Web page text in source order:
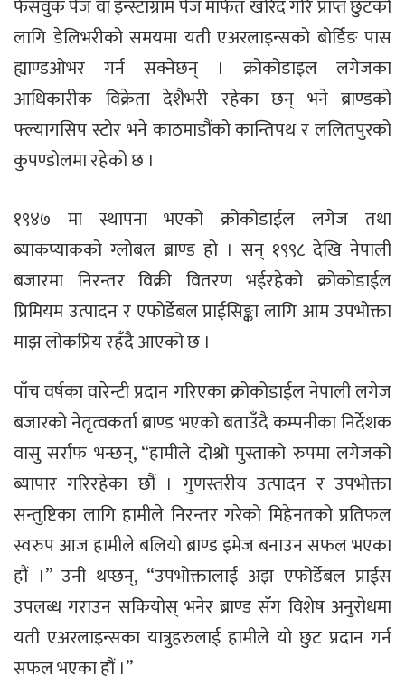
फेसवुक पेज वा इन्स्टाग्राम पेज मार्फत खरिद गरि प्राप्त छुटको
लागि डेलिभरीको समयमा यती एअरलाइन्सको बोर्डिङ पास
ह्याण्डओभर गर्न सक्नेछन् । क्रोकोडाइल लगेजका
आधिकारीक विक्रेता देशैभरी रहेका छन् भने ब्राण्डको
फ्ल्यागसिप स्टोर भने काठमाडौंको कान्तिपथ र ललितपुरको
कुपण्डोलमा रहेको छ ।
१९४७ मा स्थापना भएको क्रोकोडाईल लगेज तथा
ब्याकप्याकको ग्लोबल ब्राण्ड हो । सन् १९९८ देखि नेपाली
बजारमा निरन्तर विक्री वितरण भईरहेको क्रोकोडाईल
प्रिमियम उत्पादन र एफोर्डेबल प्राईसिङ्का लागि आम उपभोक्ता
माझ लोकप्रिय रहँदै आएको छ ।
पाँच वर्षका वारेन्टी प्रदान गरिएका क्रोकोडाईल नेपाली लगेज
बजारको नेतृत्वकर्ता ब्राण्ड भएको बताउँदै कम्पनीका निर्देशक
वासु सर्राफ भन्छन्, “हामीले दोश्रो पुस्ताको रुपमा लगेजको
ब्यापार गरिरहेका छौं । गुणस्तरीय उत्पादन र उपभोक्ता
सन्तुष्टिका लागि हामीले निरन्तर गरेको मिहेनतको प्रतिफल
स्वरुप आज हामीले बलियो ब्राण्ड इमेज बनाउन सफल भएका
हौं ।” उनी थप्छन्, “उपभोक्तालाई अझ एफोर्डेबल प्राईस
उपलब्ध गराउन सकियोस् भनेर ब्राण्ड सँग विशेष अनुरोधमा
यती एअरलाइन्सका यात्रुहरुलाई हामीले यो छुट प्रदान गर्न
सफल भएका हौं ।”